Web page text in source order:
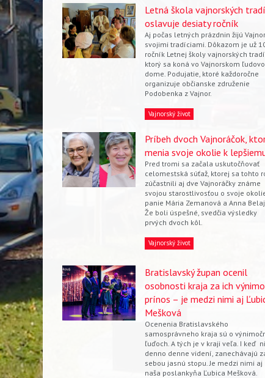
Vyhľadávanie
Letná škola vajnorských
oslavuje desiaty ročník
Aj počas letných prázdnin žijú
svojimi tradíciami. Dôkazom je už
ročník Letnej školy vajnorských
ktorý sa koná vo Vajnorskom
dome. Podujatie, ktoré každoročne
organizuje občianske združenie
Podobenka z Vajnor.
Vajnorský život
Príbeh dvoch Vajnoráčok,
menia svoje okolie k
Pred tromi sa začala uskutočňovať
celomestská súťaž, ktorej sa tohto
zúčastnili aj dve Vajnoráčky známe
svojou starostlivosťou o svoje
panie Mária Zemanová a Anna
Že boli úspešné, svedčia výsledky
prvých dvoch kôl.
Vajnorský život
Bratislavský župan ocenil
osobnosti kraja za ich
prínos – je medzi nimi aj
Mešková
Ocenenia Bratislavského
samosprávneho kraja sú o
ľuďoch. A tých je v kraji veľa. I keď
denno denne videní, zanechávajú
sebou jasnú stopu. Je medzi nimi aj
naša poslankyňa Ľubica Mešková.